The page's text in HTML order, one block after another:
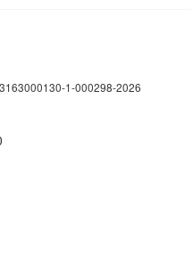
1-000298-2026